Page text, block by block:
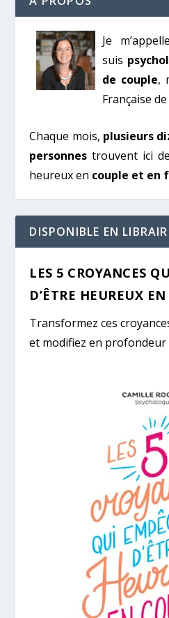
Je
suis
de couple,
Française
Chaque mois, plusieurs
personnes trouvent ici
heureux en couple et en
DISPONIBLE EN
LES 5 CROYANCES
D’ÊTRE HEUREUX
Transformez ces
et modifiez en profondeur